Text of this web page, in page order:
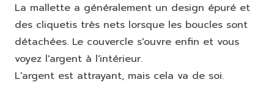
La mallette a généralement un design épuré et
des cliquetis très nets lorsque les boucles sont
détachées. Le couvercle s'ouvre enfin et vous
voyez l'argent à l'intérieur.
L'argent est attrayant, mais cela va de soi.